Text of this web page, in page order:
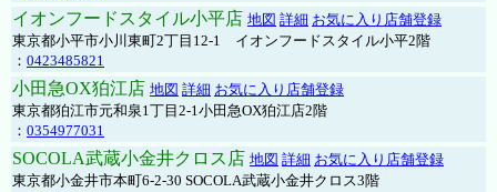
イオンフードスタイル小平店 地図 詳細 お気に入り店舗登録
東京都小平市小川東町2丁目12-1 イオンフードスタイル小平2階
： 0423485821
小田急OX狛江店 地図 詳細 お気に入り店舗登録
東京都狛江市元和泉1丁目2-1小田急OX狛江店2階
： 0354977031
SOCOLA武蔵小金井クロス店 地図 詳細 お気に入り店舗登録
東京都小金井市本町6-2-30 SOCOLA武蔵小金井クロス3階